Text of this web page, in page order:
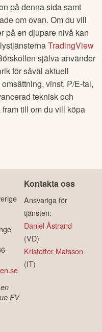
på denna sida samt
om ovan. Om du vill
på en djupare nivå kan
TradingView
själva använder
för såväl aktuell
vinst, P/E-tal,
teknisk och
till om du vill köpa
FV
Kontakta oss
Ansvariga för
tjänsten:
Daniel Åstrand
(VD)
Kristoffer Matsson
(IT)